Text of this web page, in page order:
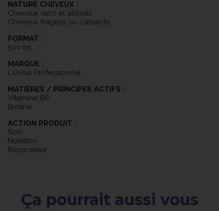
NATURE CHEVEUX :
Cheveux secs et abîmés
Cheveux fragiles ou cassants
FORMAT :
500 mL
MARQUE :
L'Oréal Professionnel
MATIÈRES / PRINCIPES ACTIFS :
Vitamine B6
Biotine
ACTION PRODUIT :
Soin
Nutrition
Réparateur
Ça pourrait aussi vous